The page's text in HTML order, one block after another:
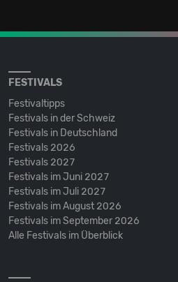
FESTIVALS
Festivaltipps
Festivals in der Schweiz
Festivals in Deutschland
Festivals 2026
Festivals 2027
Festivals im Juni 2027
Festivals im Juli 2027
Festivals im August 2026
Festivals im September 2026
Alle Festivals im Überblick